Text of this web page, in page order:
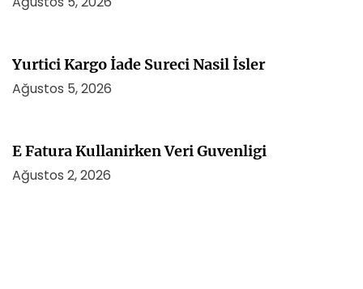
Yurtici Kargo İade Sureci Nasil İsler
Ağustos 5, 2026
E Fatura Kullanirken Veri Guvenligi
Ağustos 2, 2026